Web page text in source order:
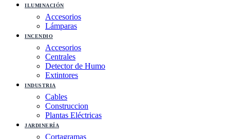
ILUMINACIÓN
Accesorios
Lámparas
INCENDIO
Accesorios
Centrales
Detector de Humo
Extintores
INDUSTRIA
Cables
Construccion
Plantas Eléctricas
JARDINERÍA
Cortagramas